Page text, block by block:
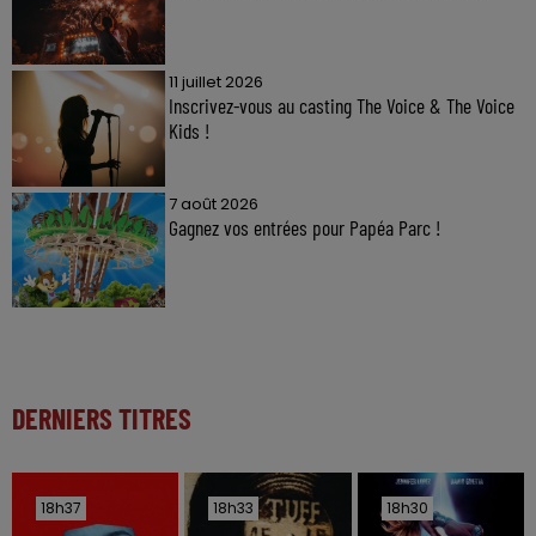
11 juillet 2026
Inscrivez-vous au casting The Voice & The Voice
Kids !
7 août 2026
Gagnez vos entrées pour Papéa Parc !
DERNIERS TITRES
18h37
18h37 18h33
18h33 18h30
18h30